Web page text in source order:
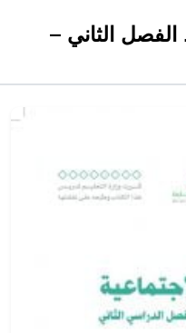
الثاني –